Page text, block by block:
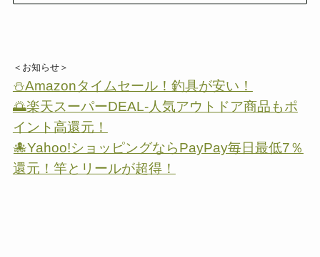
＜お知らせ＞
⛄Amazonタイムセール！釣具が安い！
🌅楽天スーパーDEAL-人気アウトドア商品もポ
イント高還元！
🐙Yahoo!ショッピングならPayPay毎日最低7％
還元！竿とリールが超得！